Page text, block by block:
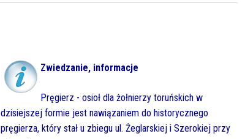
Zwiedzanie, informacje
Pręgierz - osioł dla żołnierzy toruńskich w
dzisiejszej formie jest nawiązaniem do historycznego
pręgierza, który stał u zbiegu ul. Żeglarskiej i Szerokiej przy